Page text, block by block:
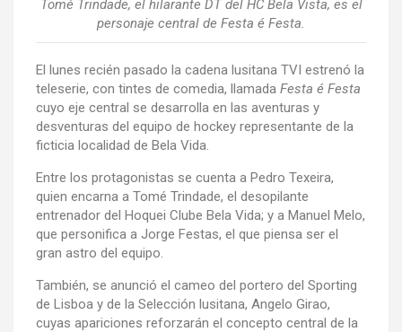
Tomé Trindade, el hilarante DT del HC Bela Vista, es el
personaje central de Festa é Festa.
El lunes recién pasado la cadena lusitana TVI estrenó la
teleserie, con tintes de comedia, llamada Festa é Festa
cuyo eje central se desarrolla en las aventuras y
desventuras del equipo de hockey representante de la
ficticia localidad de Bela Vida.
Entre los protagonistas se cuenta a Pedro Texeira,
quien encarna a Tomé Trindade, el desopilante
entrenador del Hoquei Clube Bela Vida; y a Manuel Melo,
que personifica a Jorge Festas, el que piensa ser el
gran astro del equipo.
También, se anunció el cameo del portero del Sporting
de Lisboa y de la Selección lusitana, Angelo Girao,
cuyas apariciones reforzarán el concepto central de la